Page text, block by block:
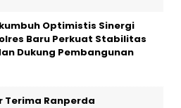
Optimistis Sinergi
Baru Perkuat Stabilitas
Dukung Pembangunan
Terima Ranperda